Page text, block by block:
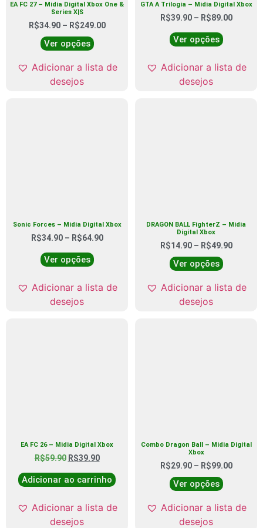
EA FC 27 – Midia Digital Xbox One &
Series X|S
R$34.90 – R$249.00
Ver opções
Adicionar a lista de
desejos
GTA A Trilogia – Midia Digital Xbox
R$39.90 – R$89.00
Ver opções
Adicionar a lista de
desejos
Sonic Forces – Midia Digital Xbox
R$34.90 – R$64.90
Ver opções
Adicionar a lista de
desejos
DRAGON BALL FighterZ – Midia
Digital Xbox
R$14.90 – R$49.90
Ver opções
Adicionar a lista de
desejos
EA FC 26 – Midia Digital Xbox
R$59.90 R$39.90
Adicionar ao carrinho
Adicionar a lista de
desejos
Combo Dragon Ball – Midia Digital
Xbox
R$29.90 – R$99.00
Ver opções
Adicionar a lista de
desejos